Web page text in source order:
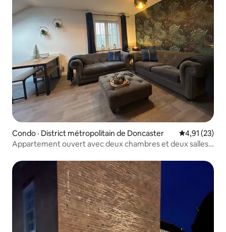
Condo · District métropolitain de Doncaster Note
4,91 (23)
Appartement ouvert avec deux chambres et deux salles